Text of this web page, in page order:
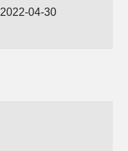
2022-04-30